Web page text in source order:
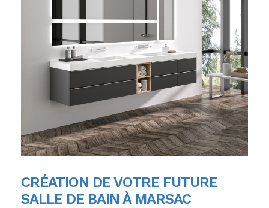
CRÉATION DE VOTRE FUTURE
SALLE DE BAIN À MARSAC